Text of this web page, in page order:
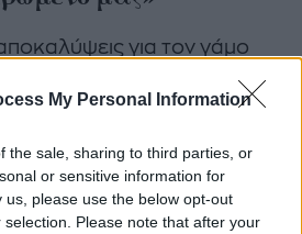
My Personal Information
the sale, sharing to third parties, or
or sensitive information for
please use the below opt-out
Please note that after your
για τον γάμο
την Αθηνά Οικονομάκου
μάλιστα για